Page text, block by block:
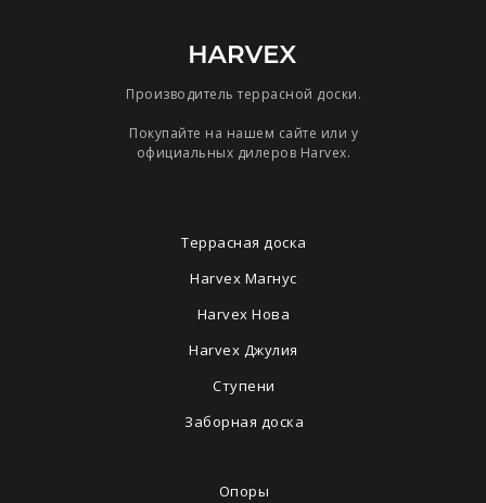
Террасная доска
Harvex Магнус
Harvex Нова
Harvex Джулия
Ступени
Заборная доска
Опоры
Производитель террасной доски.
Покупайте на нашем сайте или у
официальных дилеров Harvex.